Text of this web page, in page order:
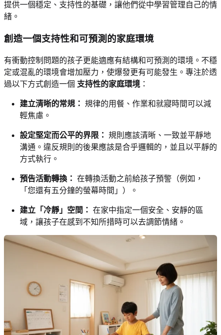
提供一個穩定、支持性的基礎，讓他們從中學習管理自己的情
緒。
創造一個支持性和可預測的家庭環境
有衝動控制問題的孩子更能適應有結構和可預測的環境。不穩
定或混亂的環境會增加壓力，使爆發更有可能發生。專注於透
過以下方式創造一個 支持性的家庭環境 ：
建立清晰的常規： 規律的用餐、作業和就寢時間可以減
輕焦慮。
設定堅定而公平的界限： 規則應該清晰、一致並平靜地
溝通。違反規則的後果應該是合乎邏輯的，並且以平靜的
方式執行。
預告活動轉換： 在轉換活動之前給孩子預警（例如，
「您還有五分鐘的螢幕時間」）。
建立「冷靜」空間： 在家中指定一個安全、安靜的區
域，讓孩子在感到不知所措時可以去調節情緒。